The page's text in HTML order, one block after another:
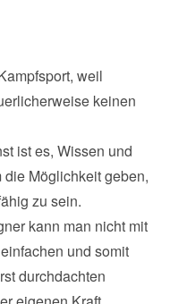
weil
keinen
ist es, Wissen und
Möglichkeit geben,
zu sein.
kann man nicht mit
und somit
durchdachten